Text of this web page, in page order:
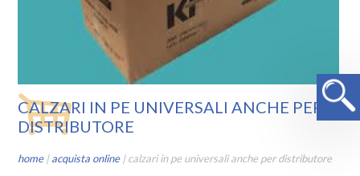
CALZARI IN PE UNIVERSALI ANCHE PER
DISTRIBUTORE
home|acquista online|calzari in pe universali anche per distributore